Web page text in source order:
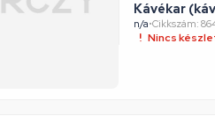
Kávékar
n/a•Cikkszám:
Nincs